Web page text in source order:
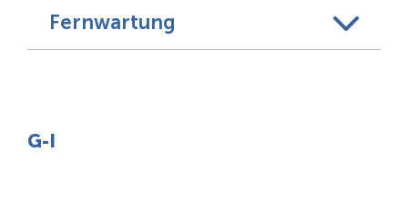
Fernwartung
G-I